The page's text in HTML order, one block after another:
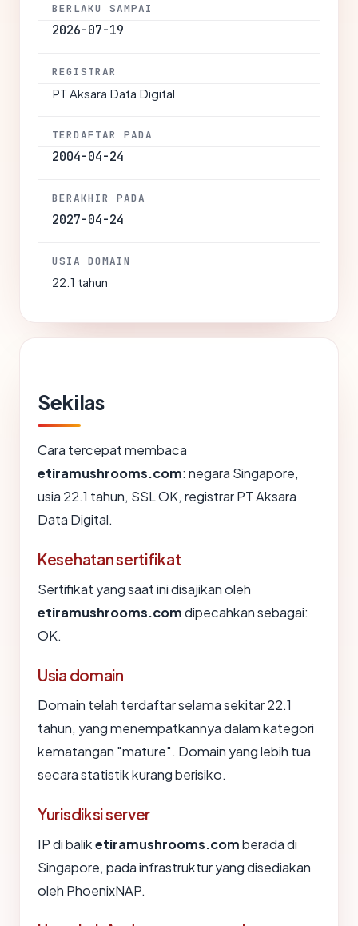
BERLAKU SAMPAI
2026-07-19
REGISTRAR
PT Aksara Data Digital
TERDAFTAR PADA
2004-04-24
BERAKHIR PADA
2027-04-24
USIA DOMAIN
22.1 tahun
Sekilas
Cara tercepat membaca
etiramushrooms.com: negara Singapore,
usia 22.1 tahun, SSL OK, registrar PT Aksara
Data Digital.
Kesehatan sertifikat
Sertifikat yang saat ini disajikan oleh
etiramushrooms.comdipecahkan sebagai:
OK.
Usia domain
Domain telah terdaftar selama sekitar 22.1
tahun, yang menempatkannya dalam kategori
kematangan "mature". Domain yang lebih tua
secara statistik kurang berisiko.
Yurisdiksi server
IP di baliketiramushrooms.comberada di
Singapore, pada infrastruktur yang disediakan
oleh PhoenixNAP.